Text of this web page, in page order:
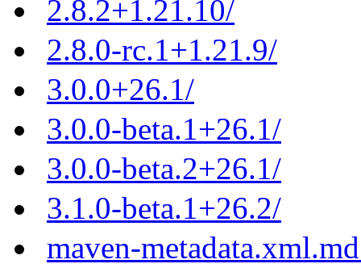
2.8.2+1.21.10/
2.8.0-rc.1+1.21.9/
3.0.0+26.1/
3.0.0-beta.1+26.1/
3.0.0-beta.2+26.1/
3.1.0-beta.1+26.2/
maven-